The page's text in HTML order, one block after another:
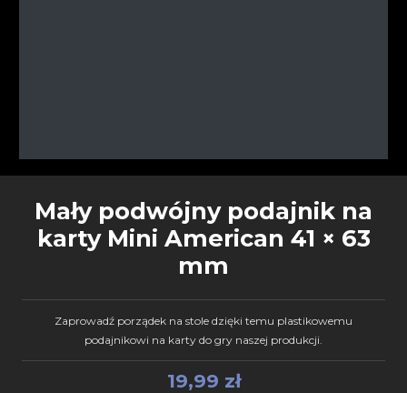
Mały podwójny podajnik na
karty Mini American 41 × 63
mm
Zaprowadź porządek na stole dzięki temu plastikowemu
podajnikowi na karty do gry naszej produkcji.
19,99 zł